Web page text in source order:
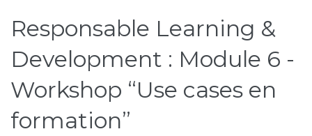
Responsable Learning &
Development : Module 6 -
Workshop “Use cases en
formation”